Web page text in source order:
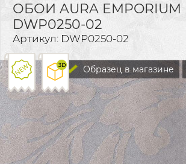
ОБОИ AURA EMPORIUM
DWP0250-02
Артикул: DWP0250-02
Образец в магазине